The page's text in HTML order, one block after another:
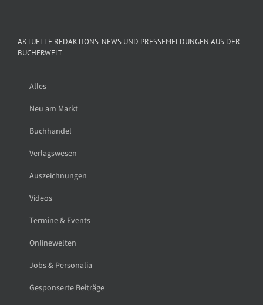
AKTUELLE REDAKTIONS-NEWS UND PRESSEMELDUNGEN AUS DER
BÜCHERWELT
Alles
Neu am Markt
Buchhandel
Verlagswesen
Auszeichnungen
Videos
Termine & Events
Onlinewelten
Jobs & Personalia
Gesponserte Beiträge